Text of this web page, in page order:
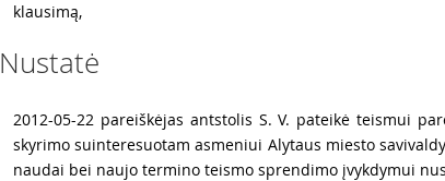
klausimą,
Nustatė
2012-05-22 pareiškėjas antstolis S. V. pateikė teismui
skyrimo suinteresuotam asmeniui Alytaus miesto
naudai bei naujo termino teismo sprendimo įvykdymui